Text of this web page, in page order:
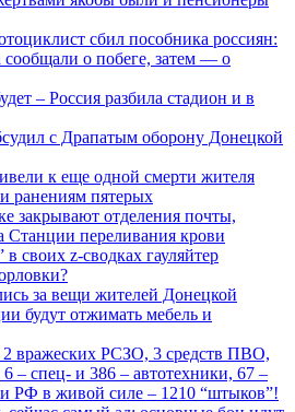
сбил пособника россиян:
сообщали о побеге, затем — о
– Россия разбила стадион и в
с Драпатым оборону Донецкой
к еще одной смерти жителя
ранениям пятерых
закрывают отделения почты,
Станции переливания крови
в своих z-сводках гауляйтер
за вещи жителей Донецкой
будут отжимать мебель и
вражеских РСЗО, 3 средств ПВО,
6 – спец- и 386 – автотехники, 67 –
РФ в живой силе – 1210 “штыков”!